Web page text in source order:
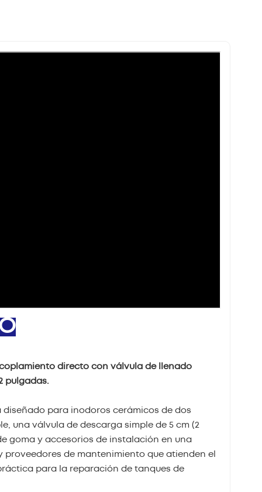
directo con válvula de llenado
pulgadas.
para inodoros cerámicos de dos
una válvula de descarga simple de 5 cm (2
goma y accesorios de instalación en una
de mantenimiento que atienden el
para la reparación de tanques de